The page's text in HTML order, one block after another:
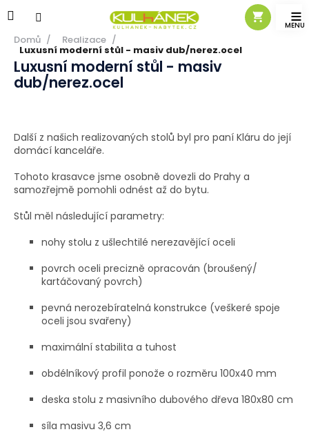
na
Domů / Realizace /
Luxusní moderní stůl - masiv dub/nerez.ocel
Luxusní moderní stůl - masiv
dub/nerez.ocel
Další z našich realizovaných stolů byl pro paní Kláru do její
domácí kanceláře.
Tohoto krasavce jsme osobně dovezli do Prahy a
samozřejmě pomohli odnést až do bytu.
Stůl měl následující parametry:
nohy stolu z ušlechtilé nerezavějící oceli
povrch oceli precizně opracován (broušený/
kartáčovaný povrch)
pevná nerozebíratelná konstrukce (veškeré spoje
oceli jsou svařeny)
maximální stabilita a tuhost
obdélníkový profil ponože o rozměru 100x40 mm
deska stolu z masivního dubového dřeva 180x80 cm
síla masivu 3,6 cm